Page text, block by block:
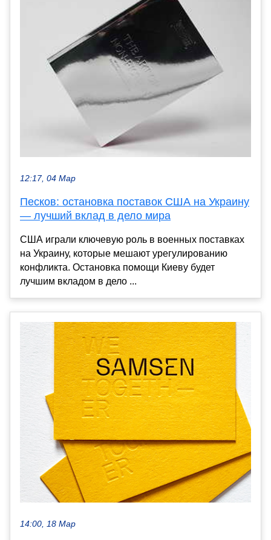
12:17, 04 Мар
Песков: остановка поставок США на Украину
— лучший вклад в дело мира
США играли ключевую роль в военных поставках
на Украину, которые мешают урегулированию
конфликта. Остановка помощи Киеву будет
лучшим вкладом в дело ...
14:00, 18 Мар